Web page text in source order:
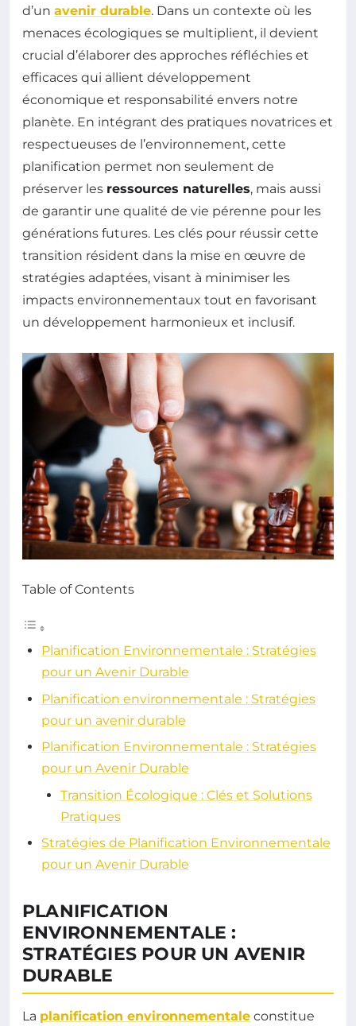
d’un avenir durable. Dans un contexte où les
menaces écologiques se multiplient, il devient
crucial d’élaborer des approches réfléchies et
efficaces qui allient développement
économique et responsabilité envers notre
planète. En intégrant des pratiques novatrices et
respectueuses de l’environnement, cette
planification permet non seulement de
préserver les ressources naturelles, mais aussi
de garantir une qualité de vie pérenne pour les
générations futures. Les clés pour réussir cette
transition résident dans la mise en œuvre de
stratégies adaptées, visant à minimiser les
impacts environnementaux tout en favorisant
un développement harmonieux et inclusif.
Table of Contents
Planification Environnementale : Stratégies
pour un Avenir Durable
Planification environnementale : Stratégies
pour un avenir durable
Planification Environnementale : Stratégies
pour un Avenir Durable
Transition Écologique : Clés et Solutions
Pratiques
Stratégies de Planification Environnementale
pour un Avenir Durable
PLANIFICATION
ENVIRONNEMENTALE :
STRATÉGIES POUR UN AVENIR
DURABLE
La planification environnementale constitue